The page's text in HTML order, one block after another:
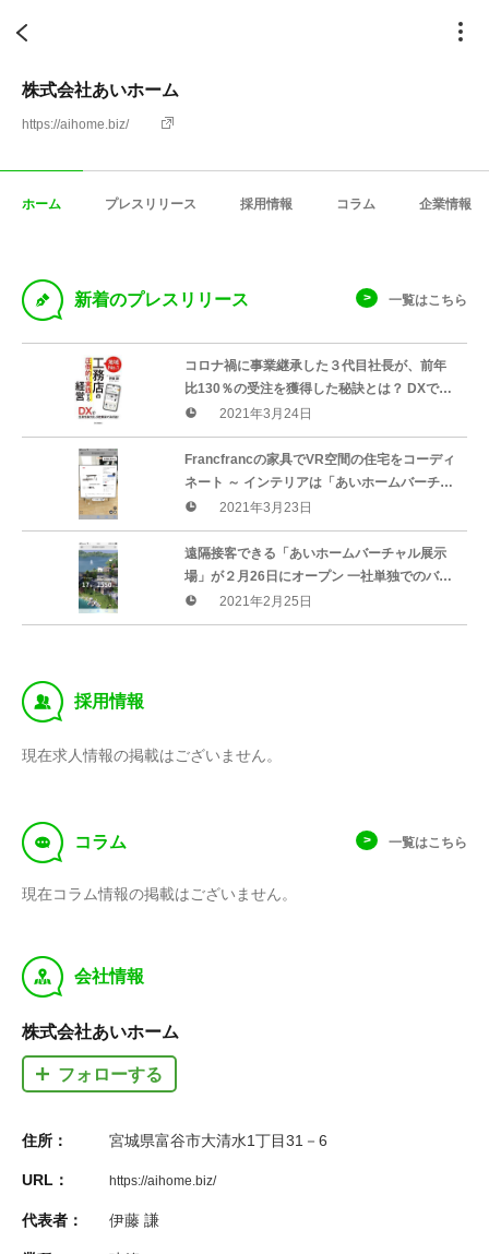
株式会社あいホーム
https://aihome.biz/
ホーム プレスリリース 採用情報 コラム 企業情報
D 新着のプレスリリース 一覧はこちら
コロナ禍に事業継承した３代目社長が、前年
比130％の受注を獲得した秘訣とは？ DXで生
産性最大化、少数精鋭で高収益 地域No.1工
務店の「圧倒的に実践する」経営
2021年3月24日
Francfrancの家具でVR空間の住宅をコーディ
ネート ～ インテリアは「あいホームバーチャ
ル展示場」から直接購入可能 ～
2021年3月23日
遠隔接客できる「あいホームバーチャル展示
場」が２月26日にオープン 一社単独でのバー
チャル展示場開発は国内初
2021年2月25日
‰ 採用情報
現在求人情報の掲載はございません。
f コラム 一覧はこちら
現在コラム情報の掲載はございません。
y 会社情報
株式会社あいホーム
フォローする
住所： 宮城県富谷市大清水1丁目31－6
URL： https://aihome.biz/
代表者： 伊藤 謙